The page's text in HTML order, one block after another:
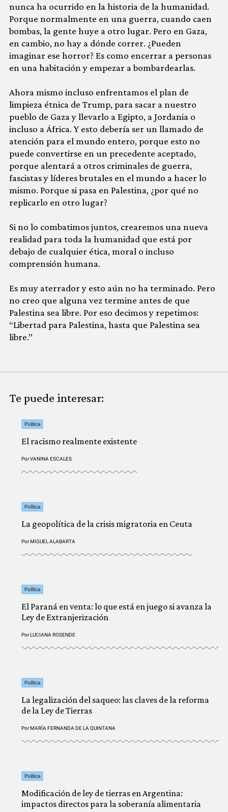
nunca ha ocurrido en la historia de la humanidad.
Porque normalmente en una guerra, cuando caen
bombas, la gente huye a otro lugar. Pero en Gaza,
en cambio, no hay a dónde correr. ¿Pueden
imaginar ese horror? Es como encerrar a personas
en una habitación y empezar a bombardearlas.
Ahora mismo incluso enfrentamos el plan de
limpieza étnica de Trump, para sacar a nuestro
pueblo de Gaza y llevarlo a Egipto, a Jordania o
incluso a África. Y esto debería ser un llamado de
atención para el mundo entero, porque esto no
puede convertirse en un precedente aceptado,
porque alentará a otros criminales de guerra,
fascistas y líderes brutales en el mundo a hacer lo
mismo. Porque si pasa en Palestina, ¿por qué no
replicarlo en otro lugar?
Si no lo combatimos juntos, crearemos una nueva
realidad para toda la humanidad que está por
debajo de cualquier ética, moral o incluso
comprensión humana.
Es muy aterrador y esto aún no ha terminado. Pero
no creo que alguna vez termine antes de que
Palestina sea libre. Por eso decimos y repetimos:
“Libertad para Palestina, hasta que Palestina sea
libre.”
Te puede interesar:
Política
El racismo realmente existente
PorVANINA ESCALES
Política
La geopolítica de la crisis migratoria en Ceuta
PorMIGUEL ALABARTA
Política
El Paraná en venta: lo que está en juego si avanza la
Ley de Extranjerización
PorLUCIANA ROSENDE
Política
La legalización del saqueo: las claves de la reforma
de la Ley de Tierras
PorMARÍA FERNANDA DE LA QUINTANA
Política
Modificación de ley de tierras en Argentina:
impactos directos para la soberanía alimentaria